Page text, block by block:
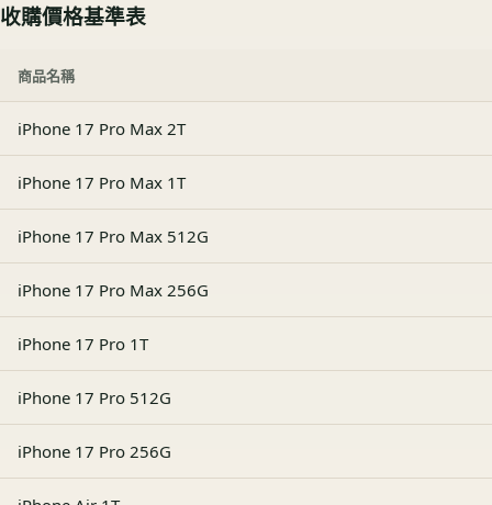
收購價格基準表
商品名稱
iPhone 17 Pro Max 2T
iPhone 17 Pro Max 1T
iPhone 17 Pro Max 512G
iPhone 17 Pro Max 256G
iPhone 17 Pro 1T
iPhone 17 Pro 512G
iPhone 17 Pro 256G